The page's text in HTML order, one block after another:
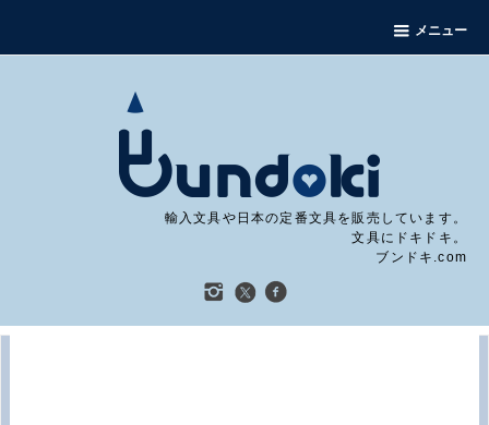
メニュー
輸入文具や日本の定番文具を販売しています。
文具にドキドキ。
ブンドキ.com